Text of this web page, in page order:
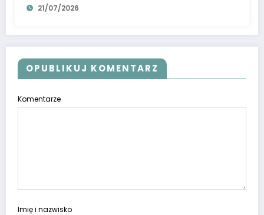
21/07/2026
OPUBLIKUJ KOMENTARZ
Komentarze
Imię i nazwisko